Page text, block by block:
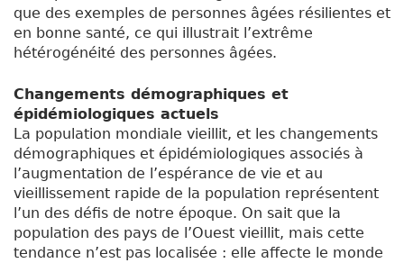
que des exemples de personnes âgées résilientes et
en bonne santé, ce qui illustrait l’extrême
hétérogénéité des personnes âgées.
Changements démographiques et
épidémiologiques actuels
La population mondiale vieillit, et les changements
démographiques et épidémiologiques associés à
l’augmentation de l’espérance de vie et au
vieillissement rapide de la population représentent
l’un des défis de notre époque. On sait que la
population des pays de l’Ouest vieillit, mais cette
tendance n’est pas localisée : elle affecte le monde